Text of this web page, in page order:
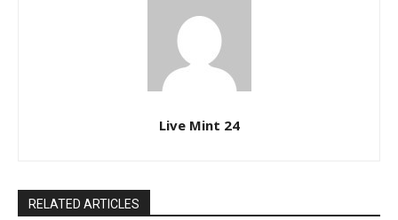
Live Mint 24
RELATED ARTICLES